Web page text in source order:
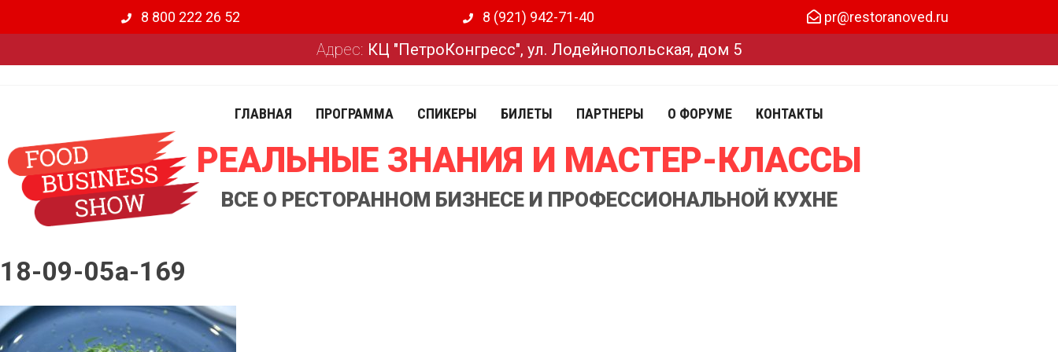
8 800 222 26 52 8 (921) 942-71-40 pr@restoranoved.ru
Адрес: КЦ "ПетроКонгресс", ул. Лодейнопольская, дом 5
ГЛАВНАЯ ПРОГРАММА СПИКЕРЫ БИЛЕТЫ ПАРТНЕРЫ О ФОРУМЕ КОНТАКТЫ
РЕАЛЬНЫЕ ЗНАНИЯ И МАСТЕР-КЛАССЫ
ВСЕ О РЕСТОРАННОМ БИЗНЕСЕ И ПРОФЕССИОНАЛЬНОЙ КУХНЕ
18-09-05a-169